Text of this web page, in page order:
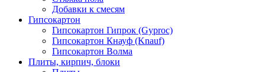
Добавки к смесям
Гипсокартон
Гипсокартон Гипрок (Gyproc)
Гипсокартон Кнауф (Knauf)
Гипсокартон Волма
Плиты, кирпич, блоки